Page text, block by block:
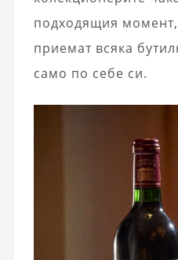
подходящия
приемат всяка
само по себе си.